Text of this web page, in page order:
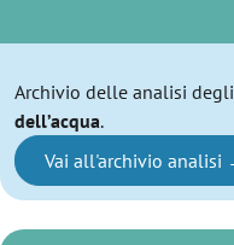
Archivio delle analisi degli
dell’acqua.
Vai all'archivio analisi